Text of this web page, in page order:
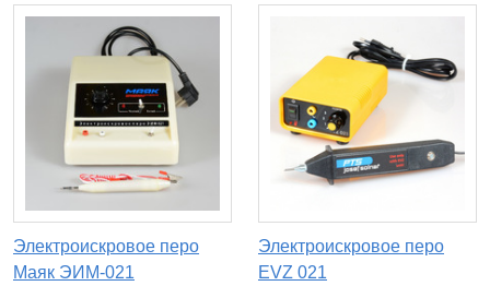
Электроискровое перо
Маяк ЭИМ-021
Электроискровое перо
EVZ 021